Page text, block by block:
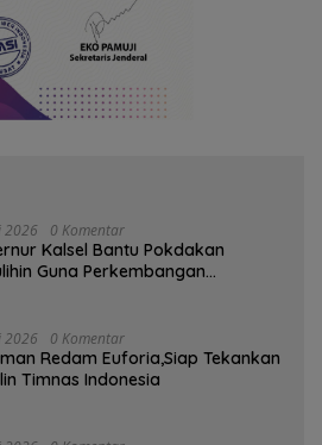
2026 0 Komentar
Kalsel Bantu Pokdakan
Guna Perkembangan
2026 0 Komentar
Redam Euforia,Siap Tekankan
Timnas Indonesia